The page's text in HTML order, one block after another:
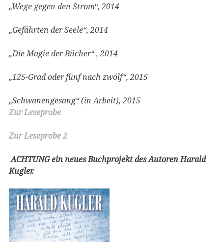
„Wege gegen den Strom“, 2014
„Gefährten der Seele“, 2014
„Die Magie der Bücher“ , 2014
„125-Grad oder fünf nach zwölf“, 2015
„Schwanengesang“ (in Arbeit), 2015
Zur Leseprobe
Zur Leseprobe 2
ACHTUNG ein neues Buchprojekt des Autoren Harald
Kugler.